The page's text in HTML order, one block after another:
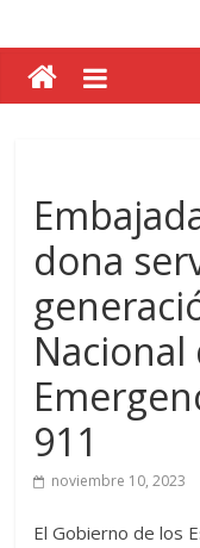
dona
911
noviembre 10, 2023
El Gobierno de los